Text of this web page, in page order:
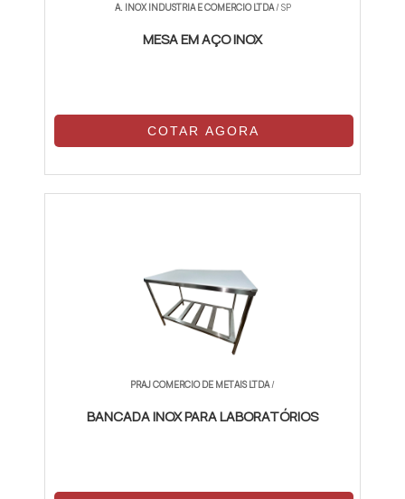
A. INOX INDUSTRIA E COMERCIO LTDA/ SP
MESA EM AÇO INOX
COTAR AGORA
PRAJ COMERCIO DE METAIS LTDA/
BANCADA INOX PARA LABORATÓRIOS